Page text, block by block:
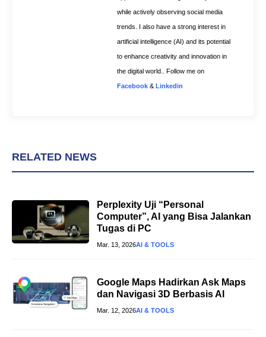
while actively observing social media
trends. I also have a strong interest in
artificial intelligence (AI) and its potential
to enhance creativity and innovation in
the digital world.. Follow me on
Facebook & Linkedin
RELATED NEWS
Perplexity Uji “Personal
Computer”, AI yang Bisa Jalankan
Tugas di PC
Mar. 13, 2026AI & TOOLS
Google Maps Hadirkan Ask Maps
dan Navigasi 3D Berbasis AI
Mar. 12, 2026AI & TOOLS